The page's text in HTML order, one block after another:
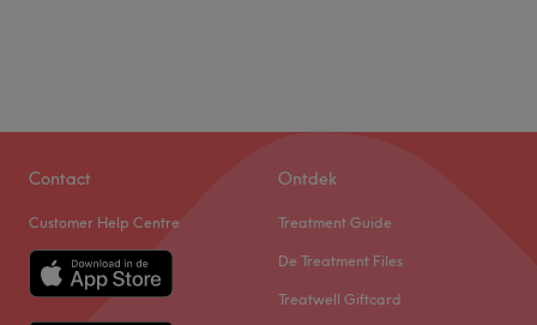
Contact
Customer Help Centre
Ontdek
Treatment Guide
De Treatment Files
Treatwell Giftcard